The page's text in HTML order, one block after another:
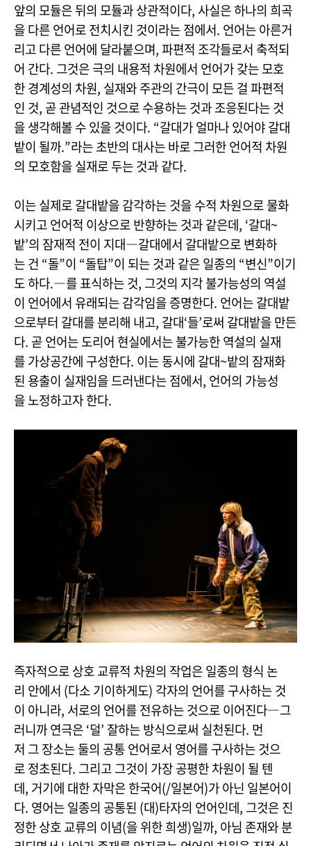
앞의 모듈은 뒤의 모듈과 상관적이다, 사실은 하나의 희곡
을 다른 언어로 전치시킨 것이라는 점에서. 언어는 아른거
리고 다른 언어에 달라붙으며, 파편적 조각들로서 축적되
어 간다. 그것은 극의 내용적 차원에서 언어가 갖는 모호
한 경계성의 차원, 실재와 주관의 간극이 모든 걸 파편적
인 것, 곧 관념적인 것으로 수용하는 것과 조응된다는 것
을 생각해볼 수 있을 것이다. “갈대가 얼마나 있어야 갈대
밭이 될까.”라는 초반의 대사는 바로 그러한 언어적 차원
의 모호함을 실재로 두는 것과 같다.
이는 실제로 갈대밭을 감각하는 것을 수적 차원으로 물화
시키고 언어적 이상으로 반향하는 것과 같은데, ‘갈대~
밭’의 잠재적 전이 지대―갈대에서 갈대밭으로 변화하
는 건 “돌”이 “돌탑”이 되는 것과 같은 일종의 “변신”이기
도 하다.―를 표식하는 것, 그것의 지각 불가능성의 역설
이 언어에서 유래되는 감각임을 증명한다. 언어는 갈대밭
으로부터 갈대를 분리해 내고, 갈대‘들’로써 갈대밭을 만든
다. 곧 언어는 도리어 현실에서는 불가능한 역설의 실재
를 가상공간에 구성한다. 이는 동시에 갈대~밭의 잠재화
된 용출이 실재임을 드러낸다는 점에서, 언어의 가능성
을 노정하고자 한다.
즉자적으로 상호 교류적 차원의 작업은 일종의 형식 논
리 안에서 (다소 기이하게도) 각자의 언어를 구사하는 것
이 아니라, 서로의 언어를 전유하는 것으로 이어진다―그
러니까 연극은 ‘덜’ 잘하는 방식으로써 실천된다. 먼
저 그 장소는 둘의 공통 언어로서 영어를 구사하는 것으
로 정초된다. 그리고 그것이 가장 공평한 차원이 될 텐
데, 거기에 대한 자막은 한국어(/일본어)가 아닌 일본어이
다. 영어는 일종의 공통된 (대)타자의 언어인데, 그것은 진
정한 상호 교류의 이념(을 위한 희생)일까, 아님 존재와 분